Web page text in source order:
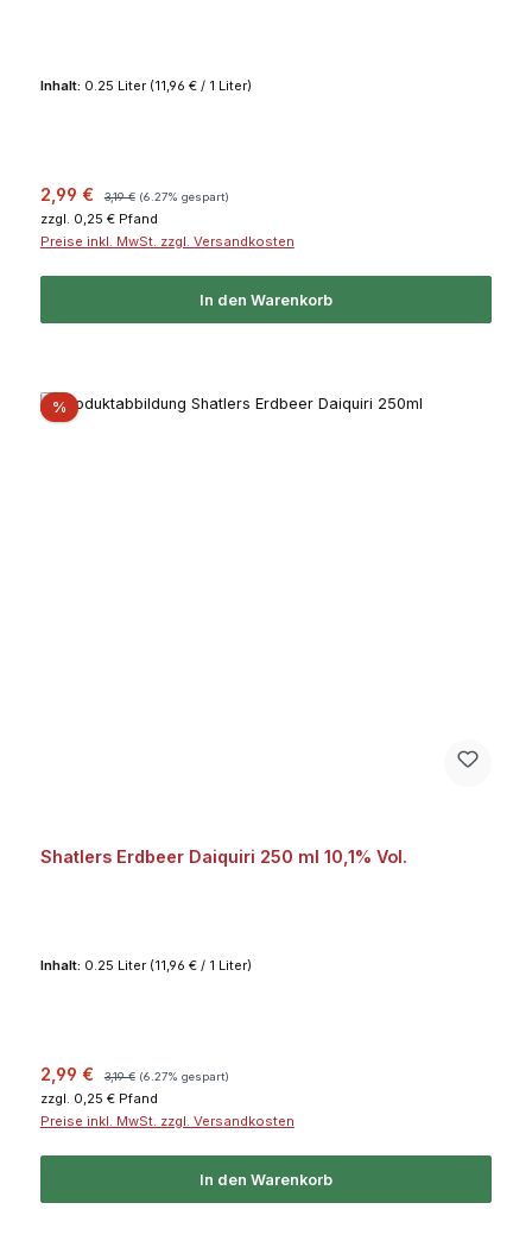
Inhalt: 0.25 Liter (11,96 € / 1 Liter)
Verkaufspreis:
2,99 € 3,19 € (6.27% gespart)
zzgl. 0,25 € Pfand
Preise inkl. MwSt. zzgl. Versandkosten
In den Warenkorb
%Rabatt
Shatlers Erdbeer Daiquiri 250 ml 10,1% Vol.
Inhalt: 0.25 Liter (11,96 € / 1 Liter)
Verkaufspreis:
2,99 € Regulärer Preis:
3,19 € (6.27% gespart)
zzgl. 0,25 € Pfand
Preise inkl. MwSt. zzgl. Versandkosten
In den Warenkorb